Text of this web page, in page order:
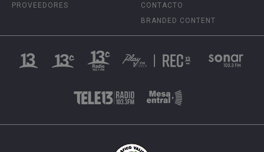
PROVEEDORES
CONTACTO
BRANDED CONTENT